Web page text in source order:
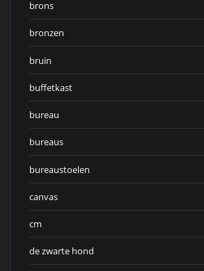
brons
bronzen
bruin
buffetkast
bureau
bureaus
bureaustoelen
canvas
cm
de zwarte hond